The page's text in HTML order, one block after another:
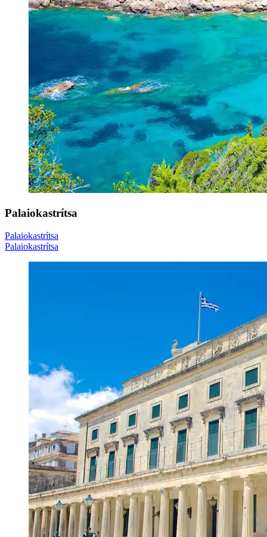
Palaiokastrítsa
Palaiokastrítsa
Palaiokastrítsa